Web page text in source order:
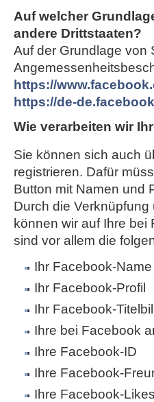
Auf welcher
andere Drittstaaten?
Auf der Grundlage von
https://
https://de-
Wie verarbeiten wir
Sie können sich auch
registrieren. Dafür
Button mit Namen und
Durch die
können wir auf Ihre
sind vor allem die
Ihr Facebook-Name
Ihr Facebook-Profil
Ihr Facebook-
Ihre bei Facebook
Ihre Facebook-ID
Ihre Facebook-
Ihre Facebook-